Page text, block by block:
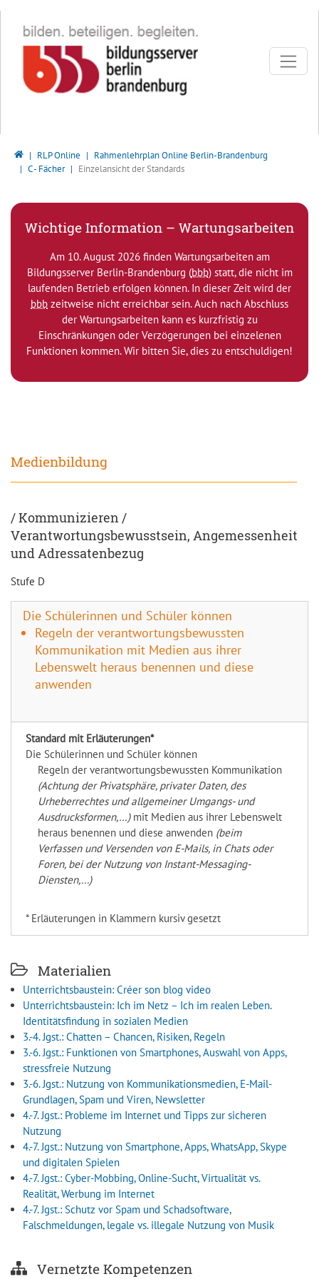
Bildungsserver Berlin - Brandenburg
RLP Online
Rahmenlehrplan Online Berlin-Brandenburg
C - Fächer
Einzelansicht der Standards
Wichtige Information – Wartungsarbeiten
Am 10. August 2026 finden Wartungsarbeiten am
Bildungsserver Berlin-Brandenburg (bbb) statt, die nicht im
laufenden Betrieb erfolgen können. In dieser Zeit wird der
bbb zeitweise nicht erreichbar sein. Auch nach Abschluss
der Wartungsarbeiten kann es kurzfristig zu
Einschränkungen oder Verzögerungen bei einzelenen
Funktionen kommen. Wir bitten Sie, dies zu entschuldigen!
Medienbildung
/ Kommunizieren /
Verantwortungsbewusstsein, Angemessenheit
und Adressatenbezug
Stufe D
Die Schülerinnen und Schüler können
Regeln der verantwortungsbewussten
Kommunikation mit Medien aus ihrer
Lebenswelt heraus benennen und diese
anwenden
Standard mit Erläuterungen*
Die Schülerinnen und Schüler können
Regeln der verantwortungsbewussten Kommunikation
(Achtung der Privatsphäre, privater Daten, des
Urheberrechtes und allgemeiner Umgangs- und
Ausdrucksformen,…)mit Medien aus ihrer Lebenswelt
heraus benennen und diese anwenden (beim
Verfassen und Versenden von E-Mails, in Chats oder
Foren, bei der Nutzung von Instant-Messaging-
Diensten,...)
* Erläuterungen in Klammern kursiv gesetzt
Materialien
Unterrichtsbaustein: Créer son blog video
Unterrichtsbaustein: Ich im Netz – Ich im realen Leben.
Identitätsfindung in sozialen Medien
3.-4. Jgst.: Chatten – Chancen, Risiken, Regeln
3.-6. Jgst.: Funktionen von Smartphones, Auswahl von Apps,
stressfreie Nutzung
3.-6. Jgst.: Nutzung von Kommunikationsmedien, E-Mail-
Grundlagen, Spam und Viren, Newsletter
4.-7. Jgst.: Probleme im Internet und Tipps zur sicheren
Nutzung
4.-7. Jgst.: Nutzung von Smartphone, Apps, WhatsApp, Skype
und digitalen Spielen
4.-7. Jgst.: Cyber-Mobbing, Online-Sucht, Virtualität vs.
Realität, Werbung im Internet
4.-7. Jgst.: Schutz vor Spam und Schadsoftware,
Falschmeldungen, legale vs. illegale Nutzung von Musik
Vernetzte Kompetenzen